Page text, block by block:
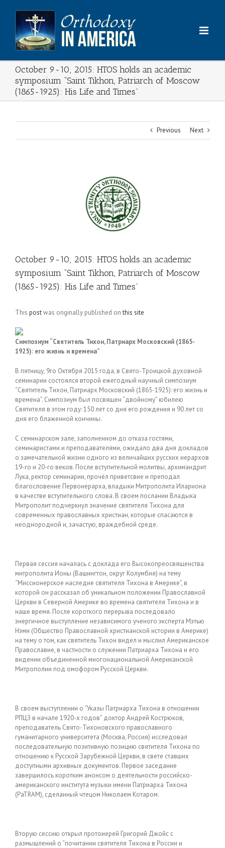
content
October 9-10, 2015: HTOS holds an academic
symposium “Saint Tikhon, Patriarch of Moscow
(1865-1925): His Life and Times”
Previous Next
October 9-10, 2015: HTOS holds an academic
symposium “Saint Tikhon, Patriarch of Moscow
(1865-1925): His Life and Times”
This postwas originally published onthis site
Симпозиум “Святитель Тихон, Патриарх Московский (1865-
1925): его жизнь и времена”
В пятницу, 9го Октября 2015 года, в Свято-Троицкой духовной
семинарии состоялся второй ежегодный научный симпозиум
“Святитель Тихон, Патриарх Московский (1865-1925): его жизнь и
времена”. Симпозиум был посвящен “двойному” юбилею
Святителя в этом году: 150 лет со дня его рождения и 90 лет со
дня его блаженной кончины.
С семинарском зале, заполненном до отказа гостями,
семинаристами и преподавателями, ожидало два дня докладов
о замечательной жизни одного из величайших русских иерархов
19-го и 20-го веков. После вступительной молитвы, архимандрит
Лука, ректор семинарии, прочёл приветсвие и преподал
благословение Первоиерарха, владыки Митрополита Илариона
в качестве вступительного слова. В своем послании Владыка
Митрополит подчеркнул значение святителя Тихона для
современных православных христиан, которые спасаются в
неоднородной и, зачастую, враждебной среде.
Первая сессия началась с доклада его Высокопреосвященства
митрополита Ионы (Вашингтон, округ Колумбия) на тему
“Миссионерское наследие святителя Тихона в Америке”, в
которой он рассказал об уникальном положении Православной
Церкви в Северной Америке во времена святителя Тихона и в
наше время. После короткого перерыва последовало
энергичное выступление независимого ученого эксперта Мэтью
Нэми (Общество Православной христианской истории в Америке)
на тему о том, как святитель Тихон видел и мыслил Американское
Православие, в частности о служении Патриарха Тихона и его
видении объединенной многонациональной Американской
Митрополии под омофором Русской Церкви.
В своем выступлении о “Указы Патриарха Тихона в отношении
РПЦЗ в начале 1920-х годов” доктор Андрей Кострюков,
преподаватель Свято-Тихоновского православного
гуманитарного университета (Москва, Россия) исследовал
последовательную позитивную позицию святителя Тихона по
отношению к Русской Зарубежной Церкви, в свете ставших
доступными архивных документов. Первое заседание
завершилось коротким анонсом о деятельности российско-
американского института музыки имени Патриарха Тихона
(PaTRAM), сделанный чтецом Николаем Котаром.
Вторую сессию открыл протоиерей Григорий Джойс с
размышлений о “почитании святителя Тихона в России и